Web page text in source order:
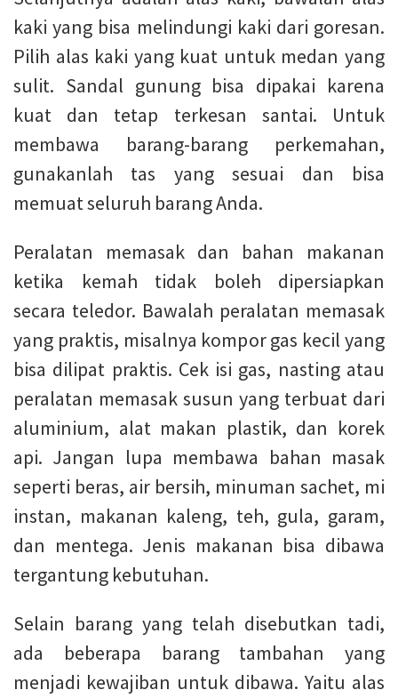
kaki yang bisa melindungi kaki dari goresan.
Pilih alas kaki yang kuat untuk medan yang
sulit. Sandal gunung bisa dipakai karena
kuat dan tetap terkesan santai. Untuk
membawa barang-barang perkemahan,
gunakanlah tas yang sesuai dan bisa
memuat seluruh barang Anda.
Peralatan memasak dan bahan makanan
ketika kemah tidak boleh dipersiapkan
secara teledor. Bawalah peralatan memasak
yang praktis, misalnya kompor gas kecil yang
bisa dilipat praktis. Cek isi gas, nasting atau
peralatan memasak susun yang terbuat dari
aluminium, alat makan plastik, dan korek
api. Jangan lupa membawa bahan masak
seperti beras, air bersih, minuman sachet, mi
instan, makanan kaleng, teh, gula, garam,
dan mentega. Jenis makanan bisa dibawa
tergantung kebutuhan.
Selain barang yang telah disebutkan tadi,
ada beberapa barang tambahan yang
menjadi kewajiban untuk dibawa. Yaitu alas